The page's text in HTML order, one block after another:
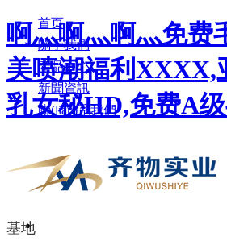
啊灬啊灬啊灬免费
美喷潮福利XXXX,
乳女秘HD,免费A
首页
關于我們
產品中心
新聞資訊
聯(lián)系我們
基地